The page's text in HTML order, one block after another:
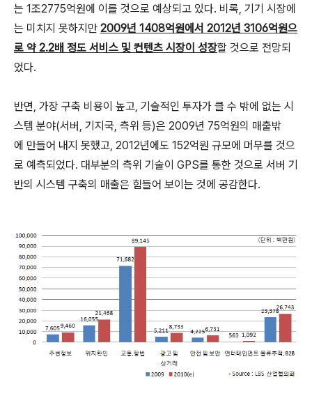
는 1조2775억원에 이를 것으로 예상되고 있다. 비록, 기기 시장에
는 미치지 못하지만 2009년 1408억원에서 2012년 3106억원으
로 약 2.2배 정도 서비스 및 컨텐츠 시장이 성장할 것으로 전망되
었다.
반면, 가장 구축 비용이 높고, 기술적인 투자가 클 수 밖에 없는 시
스템 분야(서버, 기지국, 측위 등)은 2009년 75억원의 매출밖
에 만들어 내지 못했고, 2012년에도 152억원 규모에 머무를 것으
로 예측되었다. 대부분의 측위 기술이 GPS를 통한 것으로 서버 기
반의 시스템 구축의 매출은 힘들어 보이는 것에 공감한다.